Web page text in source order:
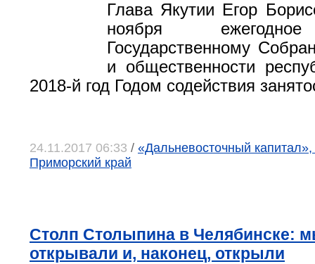
Глава Якутии Егор
ноября
Государственному
и общественности
2018-й год Годом содействия
24.11.2017 06:33 / «Дальневосточный капитал»,
Приморский край
Столп Столыпина в Челябинске:
открывали и, наконец, открыли